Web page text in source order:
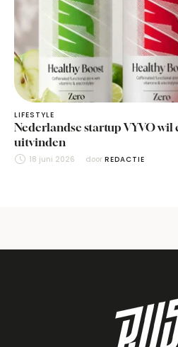
LIFESTYLE
Nederlandse startup VYVO
uitvinden
18 juni 2026 door REDACTIE